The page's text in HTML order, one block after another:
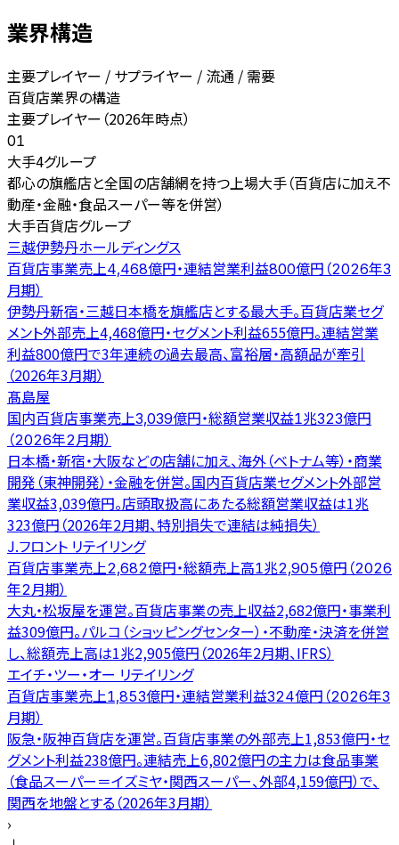
業界構造
主要プレイヤー / サプライヤー / 流通 / 需要
百貨店業界の構造
主要プレイヤー（2026年時点）
01
大手4グループ
都心の旗艦店と全国の店舗網を持つ上場大手（百貨店に加え不
動産・金融・食品スーパー等を併営）
大手百貨店グループ
三越伊勢丹ホールディングス
百貨店事業売上4,468億円・連結営業利益800億円（2026年3
月期）
伊勢丹新宿・三越日本橋を旗艦店とする最大手。百貨店業セグ
メント外部売上4,468億円・セグメント利益655億円。連結営業
利益800億円で3年連続の過去最高、富裕層・高額品が牽引
（2026年3月期）
髙島屋
国内百貨店事業売上3,039億円・総額営業収益1兆323億円
（2026年2月期）
日本橋・新宿・大阪などの店舗に加え、海外（ベトナム等）・商業
開発（東神開発）・金融を併営。国内百貨店業セグメント外部営
業収益3,039億円。店頭取扱高にあたる総額営業収益は1兆
323億円（2026年2月期、特別損失で連結は純損失）
J.フロント リテイリング
百貨店事業売上2,682億円・総額売上高1兆2,905億円（2026
年2月期）
大丸・松坂屋を運営。百貨店事業の売上収益2,682億円・事業利
益309億円。パルコ（ショッピングセンター）・不動産・決済を併営
し、総額売上高は1兆2,905億円（2026年2月期、IFRS）
エイチ・ツー・オー リテイリング
百貨店事業売上1,853億円・連結営業利益324億円（2026年3
月期）
阪急・阪神百貨店を運営。百貨店事業の外部売上1,853億円・セ
グメント利益238億円。連結売上6,802億円の主力は食品事業
（食品スーパー＝イズミヤ・関西スーパー、外部4,159億円）で、
関西を地盤とする（2026年3月期）
›